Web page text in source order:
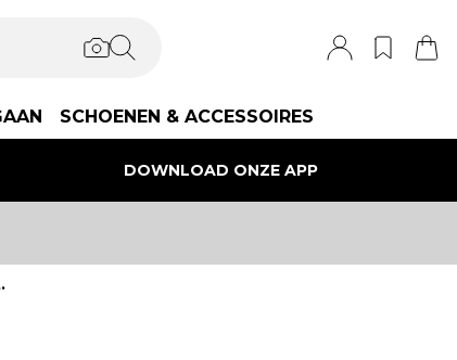
SCHOENEN & ACCESSOIRES
DOWNLOAD ONZE APP